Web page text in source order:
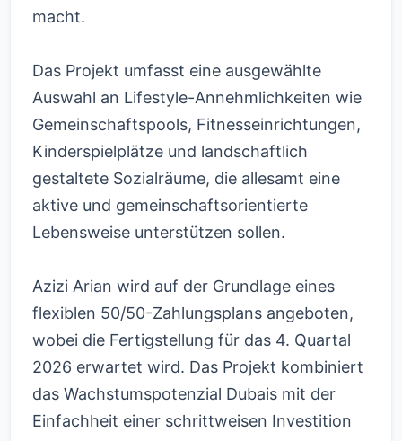
macht.
Das Projekt umfasst eine ausgewählte
Auswahl an Lifestyle-Annehmlichkeiten wie
Gemeinschaftspools, Fitnesseinrichtungen,
Kinderspielplätze und landschaftlich
gestaltete Sozialräume, die allesamt eine
aktive und gemeinschaftsorientierte
Lebensweise unterstützen sollen.
Azizi Arian wird auf der Grundlage eines
flexiblen 50/50-Zahlungsplans angeboten,
wobei die Fertigstellung für das 4. Quartal
2026 erwartet wird. Das Projekt kombiniert
das Wachstumspotenzial Dubais mit der
Einfachheit einer schrittweisen Investition